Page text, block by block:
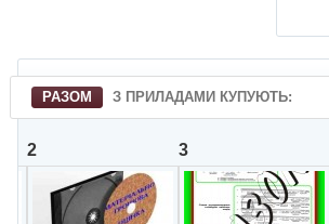
РАЗОМ З ПРИЛАДАМИ КУПУЮТЬ:
2 3